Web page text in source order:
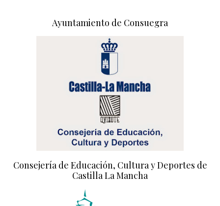
Ayuntamiento de Consuegra
Consejería de Educación, Cultura y Deportes de
Castilla La Mancha